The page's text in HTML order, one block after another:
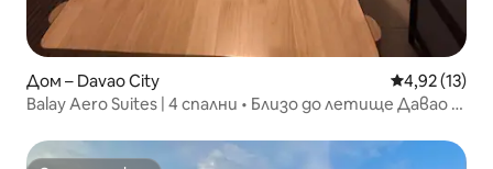
Дом – Davao City Средна
4,92 (13)
Balay Aero Suites | 4 спални • Близо до летище Давао и